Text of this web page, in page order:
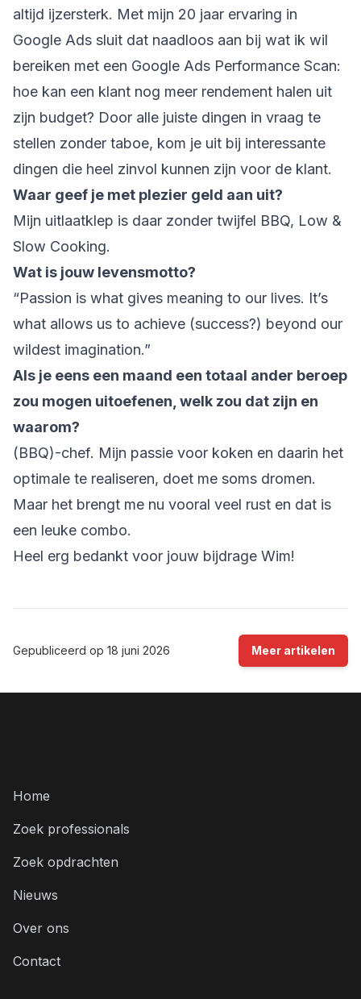
altijd ijzersterk. Met mijn 20 jaar ervaring in
Google Ads sluit dat naadloos aan bij wat ik wil
bereiken met een Google Ads Performance Scan:
hoe kan een klant nog meer rendement halen uit
zijn budget? Door alle juiste dingen in vraag te
stellen zonder taboe, kom je uit bij interessante
dingen die heel zinvol kunnen zijn voor de klant.
Waar geef je met plezier geld aan uit?
Mijn uitlaatklep is daar zonder twijfel BBQ, Low &
Slow Cooking.
Wat is jouw levensmotto?
“Passion is what gives meaning to our lives. It’s
what allows us to achieve (success?) beyond our
wildest imagination.”
Als je eens een maand een totaal ander beroep
zou mogen uitoefenen, welk zou dat zijn en
waarom?
(BBQ)-chef. Mijn passie voor koken en daarin het
optimale te realiseren, doet me soms dromen.
Maar het brengt me nu vooral veel rust en dat is
een leuke combo.
Heel erg bedankt voor jouw bijdrage Wim!
Gepubliceerd op 18 juni 2026 Meer artikelen
Home
Zoek professionals
Zoek opdrachten
Nieuws
Over ons
Contact